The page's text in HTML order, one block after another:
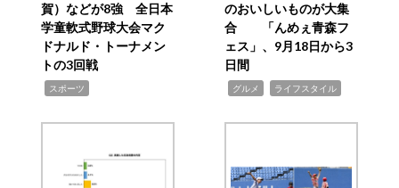
賀）などが8強 全日本
学童軟式野球大会マク
ドナルド・トーナメン
トの3回戦
スポーツ
のおいしいものが大集
合 「んめぇ青森フ
ェス」、9月18日から3
日間
グルメ ライフスタイル